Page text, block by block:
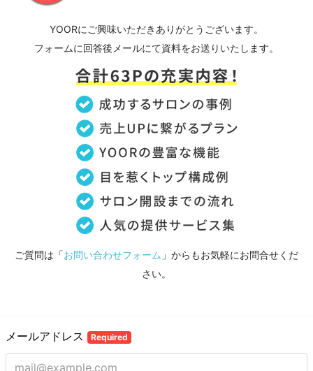
YOORにご興味いただきありがとうございます。
フォームに回答後メールにて資料をお送りいたします。
ご質問は「お問い合わせフォーム 」からもお気軽にお問合せくだ
さい。
メールアドレス Required